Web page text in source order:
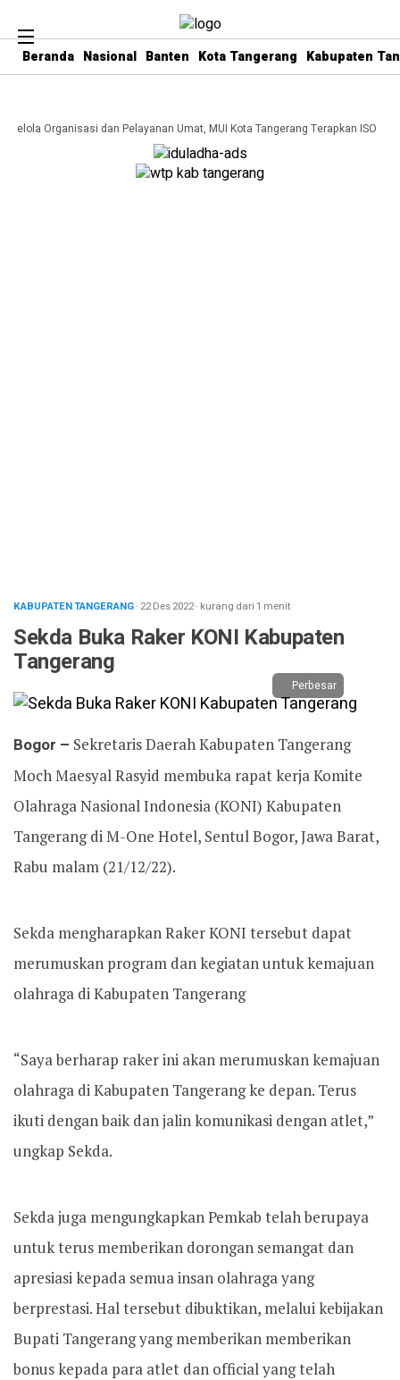
Beranda Nasional Banten Kota Tangerang Kabupaten
Organisasi dan Pelayanan Umat, MUI Kota Tangerang Terapkan ISO
KABUPATEN TANGERANG· 22 Des 2022· kurang dari 1 menit
Sekda Buka Raker KONI Kabupaten
Tangerang
Perbesar
Bogor – Sekretaris Daerah Kabupaten Tangerang
Moch Maesyal Rasyid membuka rapat kerja Komite
Olahraga Nasional Indonesia (KONI) Kabupaten
Tangerang di M-One Hotel, Sentul Bogor, Jawa Barat,
Rabu malam (21/12/22).
Sekda mengharapkan Raker KONI tersebut dapat
merumuskan program dan kegiatan untuk kemajuan
olahraga di Kabupaten Tangerang
“Saya berharap raker ini akan merumuskan kemajuan
olahraga di Kabupaten Tangerang ke depan. Terus
ikuti dengan baik dan jalin komunikasi dengan atlet,”
ungkap Sekda.
Sekda juga mengungkapkan Pemkab telah berupaya
untuk terus memberikan dorongan semangat dan
apresiasi kepada semua insan olahraga yang
berprestasi. Hal tersebut dibuktikan, melalui kebijakan
Bupati Tangerang yang memberikan memberikan
bonus kepada para atlet dan official yang telah